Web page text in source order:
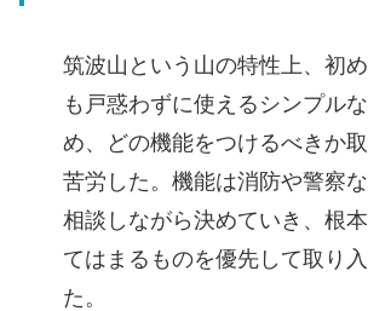
筑波山という山の特性上、初
も戸惑わずに使えるシンプル
め、どの機能をつけるべきか
苦労した。機能は消防や警察
相談しながら決めていき、根
てはまるものを優先して取り
た。